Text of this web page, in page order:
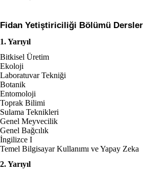
Fidan Yetiştiriciliği Bölümü
1. Yarıyıl
Bitkisel Üretim
Ekoloji
Laboratuvar Tekniği
Botanik
Entomoloji
Toprak Bilimi
Sulama Teknikleri
Genel Meyvecilik
Genel Bağcılık
İngilizce I
Temel Bilgisayar Kullanımı ve Yapay Zeka
2. Yarıyıl